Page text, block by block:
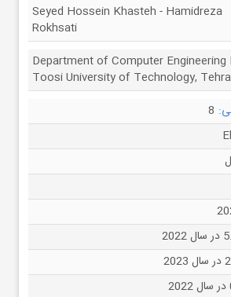
Seyed Hossein Khasteh - Hamidreza
Rokhsati
Department of Computer Engineering
Toosi University of Technology,
8